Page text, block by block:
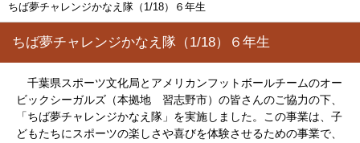
ちば夢チャレンジかなえ隊（1/18）６年生
ちば夢チャレンジかなえ隊（1/18）６年生
千葉県スポーツ文化局とアメリカンフットボールチームのオー
ビックシーガルズ（本拠地 習志野市）の皆さんのご協力の下、
「ちば夢チャレンジかなえ隊」を実施しました。この事業は、子
どもたちにスポーツの楽しさや喜びを体験させるための事業で、